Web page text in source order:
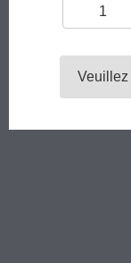
1
Veuillez